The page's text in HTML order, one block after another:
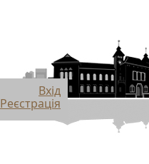
Вхід
Реєстрація